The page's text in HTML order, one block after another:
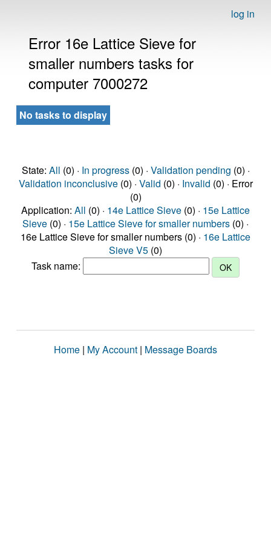
log in
Error 16e Lattice Sieve for
smaller numbers tasks for
computer 7000272
No tasks to display
State: All (0) · In progress(0) · Validation pending (0) ·
Validation inconclusive(0) · Valid (0) · Invalid (0) · Error
(0)
Application: All (0) · 14e Lattice Sieve (0) · 15e Lattice
Sieve (0) · 15e Lattice Sieve for smaller numbers (0) ·
16e Lattice Sieve for smaller numbers (0) · 16e Lattice
Sieve V5 (0)
Task name:
Home | My Account | Message Boards